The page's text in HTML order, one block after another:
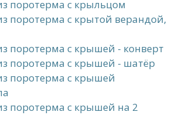
поротерма с крыльцом
поротерма с крытой верандой,
поротерма с крышей - конверт
поротерма с крышей - шатёр
поротерма с крышей
поротерма с крышей на 2